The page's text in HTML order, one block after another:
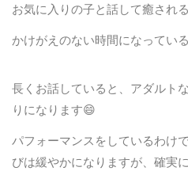
お気に入りの子と話して癒され
かけがえのない時間になってい
長くお話していると、アダルト
りになります😄
パフォーマンスをしているわけ
びは緩やかになりますが、確実